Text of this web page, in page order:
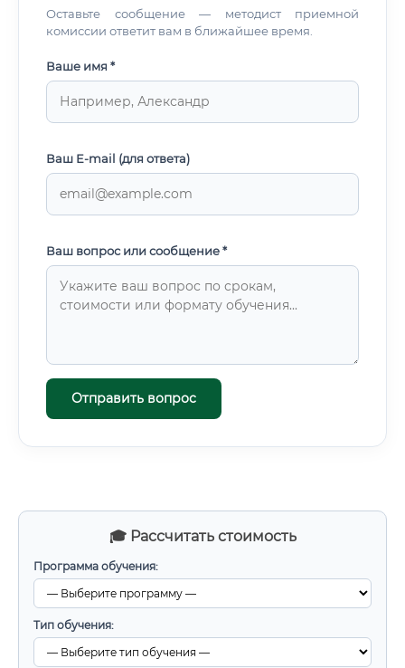
🎓 Рассчитать стоимость
Программа обучения:
Тип обучения:
Оставьте сообщение — методист приемной
комиссии ответит вам в ближайшее время.
Ваше имя *
Ваш E-mail (для ответа)
Ваш вопрос или сообщение *
Отправить вопрос